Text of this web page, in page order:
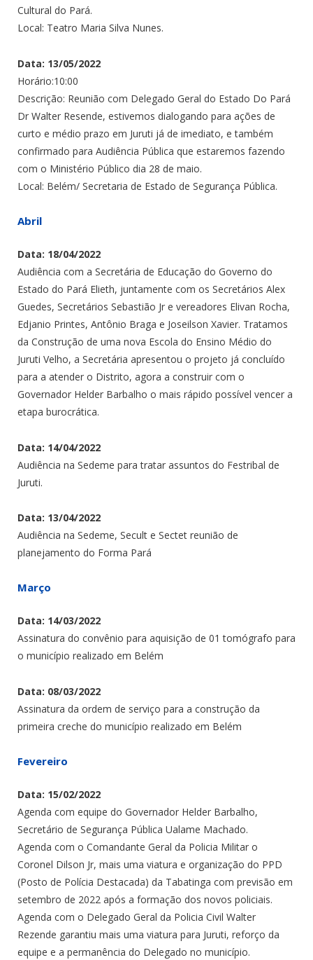
Cultural do Pará.
Local: Teatro Maria Silva Nunes.
Data: 13/05/2022
Horário:10:00
Descrição: Reunião com Delegado Geral do Estado Do Pará
Dr Walter Resende, estivemos dialogando para ações de
curto e médio prazo em Juruti já de imediato, e também
confirmado para Audiência Pública que estaremos fazendo
com o Ministério Público dia 28 de maio.
Local: Belém/ Secretaria de Estado de Segurança Pública.
Abril
Data: 18/04/2022
Audiência com a Secretária de Educação do Governo do
Estado do Pará Elieth, juntamente com os Secretários Alex
Guedes, Secretários Sebastião Jr e vereadores Elivan Rocha,
Edjanio Printes, Antônio Braga e Joseilson Xavier. Tratamos
da Construção de uma nova Escola do Ensino Médio do
Juruti Velho, a Secretária apresentou o projeto já concluído
para a atender o Distrito, agora a construir com o
Governador Helder Barbalho o mais rápido possível vencer a
etapa burocrática.
Data: 14/04/2022
Audiência na Sedeme para tratar assuntos do Festribal de
Juruti.
Data: 13/04/2022
Audiência na Sedeme, Secult e Sectet reunião de
planejamento do Forma Pará
Março
Data: 14/03/2022
Assinatura do convênio para aquisição de 01 tomógrafo para
o município realizado em Belém
Data: 08/03/2022
Assinatura da ordem de serviço para a construção da
primeira creche do município realizado em Belém
Fevereiro
Data: 15/02/2022
Agenda com equipe do Governador Helder Barbalho,
Secretário de Segurança Pública Ualame Machado.
Agenda com o Comandante Geral da Policia Militar o
Coronel Dilson Jr, mais uma viatura e organização do PPD
(Posto de Polícia Destacada) da Tabatinga com previsão em
setembro de 2022 após a formação dos novos policiais.
Agenda com o Delegado Geral da Policia Civil Walter
Rezende garantiu mais uma viatura para Juruti, reforço da
equipe e a permanência do Delegado no município.